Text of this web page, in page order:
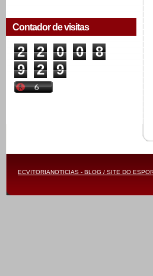
Contador de visitas
2 2 0 0
8
9
2 9
ECVITORIANOTICIAS - BLOG / SITE DO